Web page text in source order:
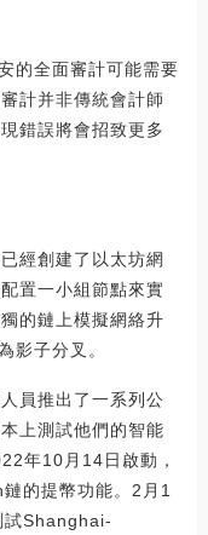
的全面審計可能需要
計并非傳統會計師
錯誤將會招致更多
經創建了以太坊網
置一小組節點來實
的鏈上模擬網絡升
影子分叉。
員推出了一系列公
上測試他們的智能
年10月14日啟動，
的提幣功能。2月1
試Shanghai-